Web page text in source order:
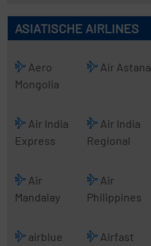
ASIATISCHE AIRLINES
Aero
Mongolia
Air Astana
Air India
Express
Air India
Regional
Air
Mandalay
Air
Philippines
airblue
Airfast